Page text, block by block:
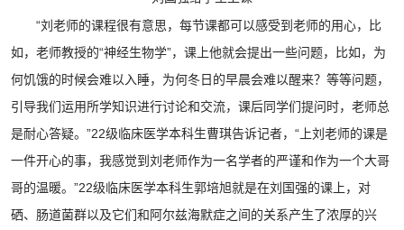
“刘老师的课程很有意思，每节课都可以感受到老师的用心，比
如，老师教授的“神经生物学”，课上他就会提出一些问题，比如，为
何饥饿的时候会难以入睡，为何冬日的早晨会难以醒来？等等问题，
引导我们运用所学知识进行讨论和交流，课后同学们提问时，老师总
是耐心答疑。”22级临床医学本科生曹琪告诉记者，“上刘老师的课是
一件开心的事，我感觉到刘老师作为一名学者的严谨和作为一个大哥
哥的温暖。”22级临床医学本科生郭培旭就是在刘国强的课上，对
硒、肠道菌群以及它们和阿尔兹海默症之间的关系产生了浓厚的兴